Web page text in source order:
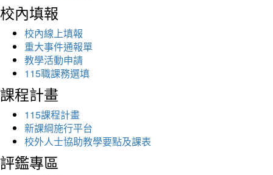
校內填報
校內線上填報
重大事件通報單
教學活動申請
115職課務選填
課程計畫
115課程計畫
新課綱施行平台
校外人士協助教學要點及課表
評鑑專區